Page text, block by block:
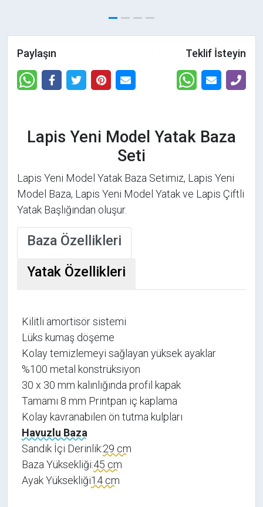
Paylaşın Teklif İsteyin
Lapis Yeni Model Yatak Baza
Seti
Lapis Yeni Model Yatak Baza Setimiz, Lapis Yeni
Model Baza, Lapis Yeni Model Yatakve Lapis Çiftli
Yatak Başlığından oluşur.
Baza Özellikleri
Yatak Özellikleri
Kilitli amortisör sistemi
Lüks kumaş döşeme
Kolay temizlemeyi sağlayan yüksek ayaklar
%100 metal konstrüksiyon
30 x 30 mm kalınlığında profil kapak
Tamamı 8 mm Printpan iç kaplama
Kolay kavranabilen ön tutma kulpları
Havuzlu Baza
Sandık İçi Derinlik:29 cm
Baza Yüksekliği:45 cm
Ayak Yüksekliği14 cm